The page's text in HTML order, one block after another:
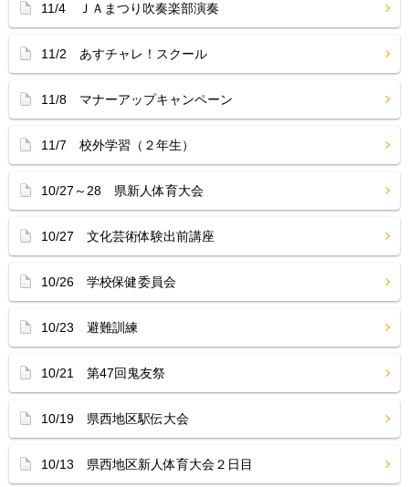
11/4 ＪＡまつり吹奏楽部演奏
11/2 あすチャレ！スクール
11/8 マナーアップキャンペーン
11/7 校外学習（２年生）
10/27～28 県新人体育大会
10/27 文化芸術体験出前講座
10/26 学校保健委員会
10/23 避難訓練
10/21 第47回鬼友祭
10/19 県西地区駅伝大会
10/13 県西地区新人体育大会２日目